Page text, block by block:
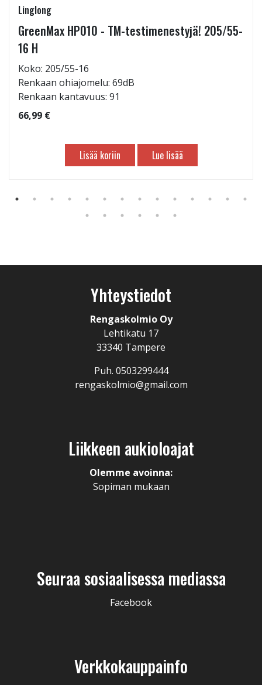
Linglong
GreenMax HP010 - TM-testimenestyjä! 205/55-
16 H
Koko: 205/55-16
Renkaan ohiajomelu: 69dB
Renkaan kantavuus: 91
66,99 €
Lisää koriin Lue lisää
Yhteystiedot
Rengaskolmio Oy
Lehtikatu 17
33340 Tampere
Puh. 0503299444
rengaskolmio@gmail.com
Liikkeen aukioloajat
Olemme avoinna:
Sopiman mukaan
Seuraa sosiaalisessa mediassa
Facebook
Verkkokauppainfo